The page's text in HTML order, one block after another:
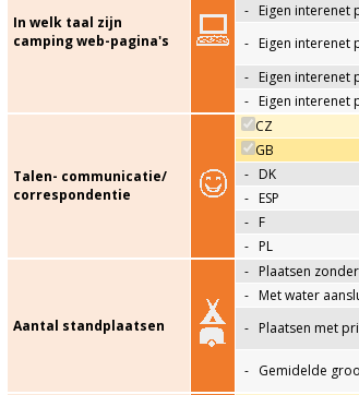
In welk taal zijn
camping web-pagina's
- Eigen interenet
- Eigen interenet
- Eigen interenet
- Eigen interenet
Talen- communicatie/
correspondentie
CZ
GB
- DK
- ESP
- F
- PL
Aantal standplaatsen
- Plaatsen
- Met water
- Plaatsen met
- Gemidelde